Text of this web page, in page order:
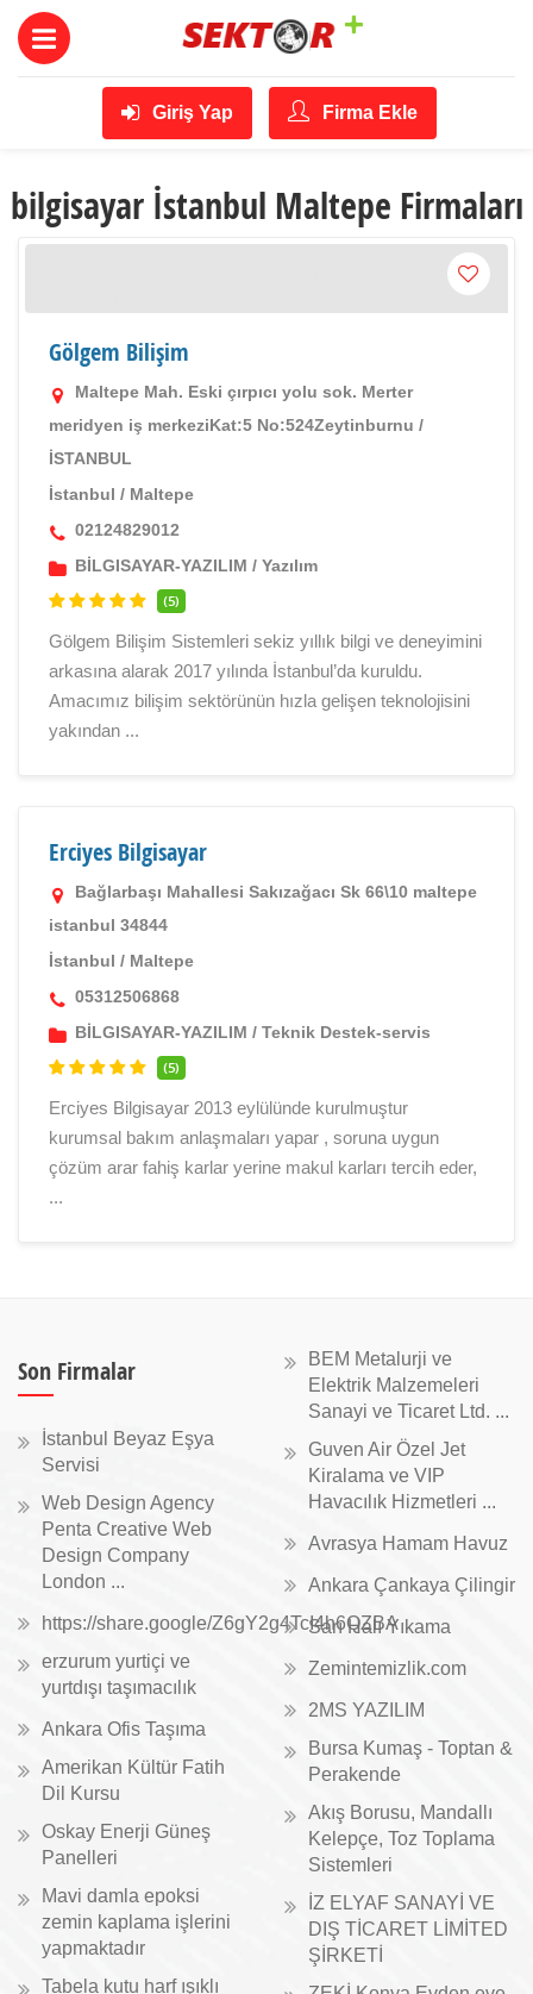
Giriş Yap Firma Ekle
bilgisayar İstanbul Maltepe Firmaları
Gölgem Bilişim
Maltepe Mah. Eski çırpıcı yolu sok. Merter
meridyen iş merkeziKat:5 No:524Zeytinburnu /
İSTANBUL
İstanbul / Maltepe
02124829012
BİLGISAYAR-YAZILIM / Yazılım
(5)
Gölgem Bilişim Sistemleri sekiz yıllık bilgi ve deneyimini
arkasına alarak 2017 yılında İstanbul’da kuruldu.
Amacımız bilişim sektörünün hızla gelişen teknolojisini
yakından ...
Erciyes Bilgisayar
Bağlarbaşı Mahallesi Sakızağacı Sk 66\10 maltepe
istanbul 34844
İstanbul / Maltepe
05312506868
BİLGISAYAR-YAZILIM / Teknik Destek-servis
(5)
Erciyes Bilgisayar 2013 eylülünde kurulmuştur
kurumsal bakım anlaşmaları yapar , soruna uygun
çözüm arar fahiş karlar yerine makul karları tercih eder,
...
Son Firmalar
İstanbul Beyaz Eşya
Servisi
Web Design Agency
Penta Creative Web
Design Company
London ...
https://share.google/Z6gY2g4TcI4h6QZBA
erzurum yurtiçi ve
yurtdışı taşımacılık
Ankara Ofis Taşıma
Amerikan Kültür Fatih
Dil Kursu
Oskay Enerji Güneş
Panelleri
Mavi damla epoksi
zemin kaplama işlerini
yapmaktadır
Tabela kutu harf ışıklı
BEM Metalurji ve
Elektrik Malzemeleri
Sanayi ve Ticaret Ltd. ...
Guven Air Özel Jet
Kiralama ve VIP
Havacılık Hizmetleri ...
Avrasya Hamam Havuz
Ankara Çankaya Çilingir
Sarı Halı Yıkama
Zemintemizlik.com
2MS YAZILIM
Bursa Kumaş - Toptan &
Perakende
Akış Borusu, Mandallı
Kelepçe, Toz Toplama
Sistemleri
İZ ELYAF SANAYİ VE
DIŞ TİCARET LİMİTED
ŞİRKETİ